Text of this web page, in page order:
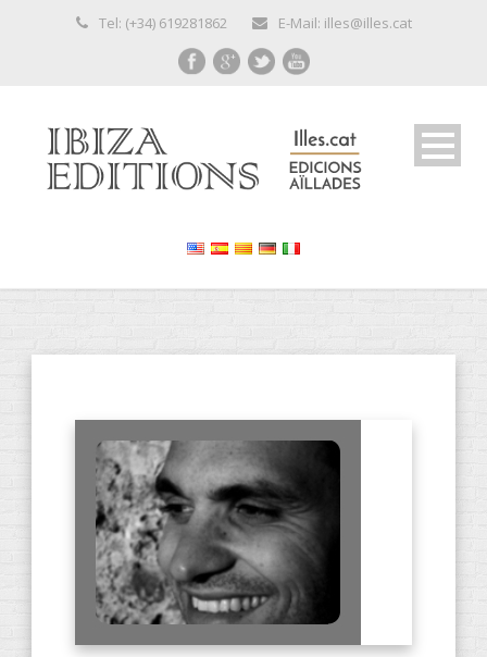
Tel: (+34) 619281862 E-Mail: illes@illes.cat